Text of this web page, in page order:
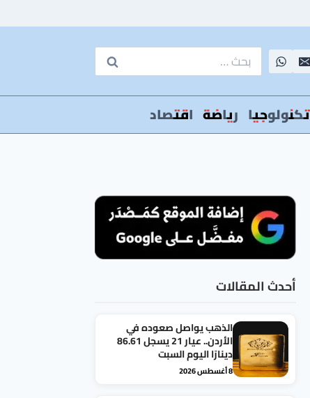
البحث
عن:
تكنولوجيا رياضة اقتصاد
أحدث المقالات
الذهب يواصل صعوده في
الأردن.. عيار 21 يسجل 86.61
دينارًا اليوم السبت
8 أغسطس 2026